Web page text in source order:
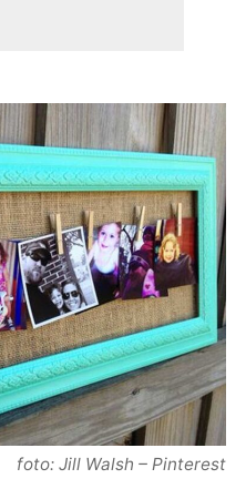
foto: Jill Walsh – Pinterest